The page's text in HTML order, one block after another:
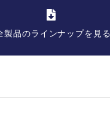
製品のラインナップを見る